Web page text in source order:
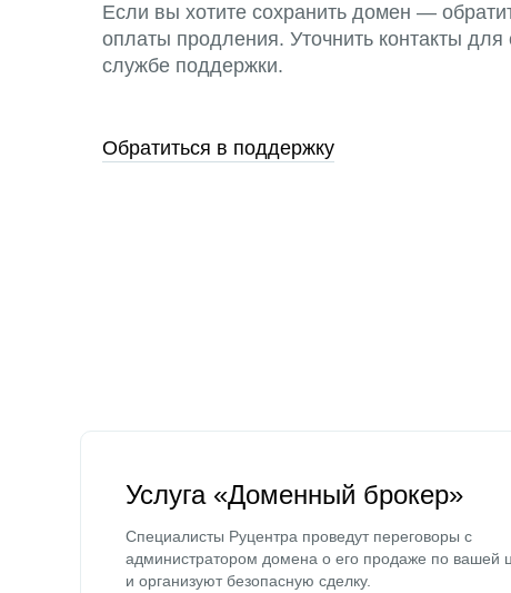
Если вы хотите сохранить домен —
оплаты продления. Уточнить контакты
службе поддержки.
Обратиться в поддержку
Услуга «Доменный брокер»
Специалисты Руцентра проведут переговоры с
администратором домена о его продаже по вашей
и организуют безопасную сделку.